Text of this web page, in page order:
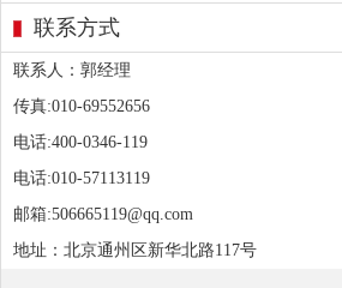
联系方式
联系人：郭经理
传真:010-69552656
电话:400-0346-119
电话:010-57113119
邮箱:506665119@qq.com
地址：北京通州区新华北路117号